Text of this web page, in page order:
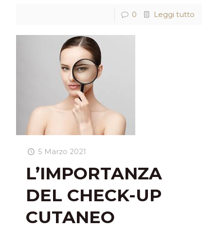
0 Leggi tutto
5 Marzo 2021
L’IMPORTANZA
DEL CHECK-UP
CUTANEO